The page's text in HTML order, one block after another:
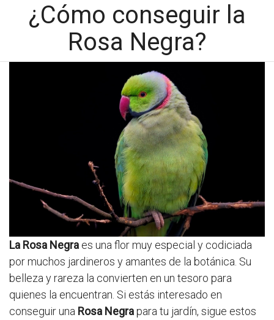
¿Cómo conseguir la
Rosa Negra?
La Rosa Negra es una flor muy especial y codiciada
por muchos jardineros y amantes de la botánica. Su
belleza y rareza la convierten en un tesoro para
quienes la encuentran. Si estás interesado en
conseguir una Rosa Negrapara tu jardín, sigue estos